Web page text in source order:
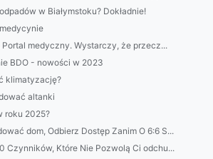
w Białymstoku? Dokładnie!
medyczny. Wystarczy, że przecz...
BDO - nowości w 2023
klimatyzację?
altanki
roku 2025?
dom, Odbierz Dostęp Zanim O 6:6 S...
Czynników, Które Nie Pozwolą Ci odchu...